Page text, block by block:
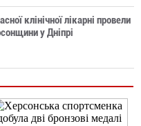
клінічної лікарні провели
у Дніпрі